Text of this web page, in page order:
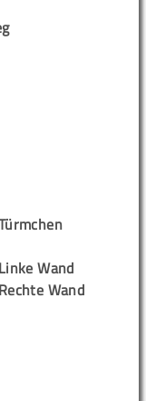
Wand
Wand